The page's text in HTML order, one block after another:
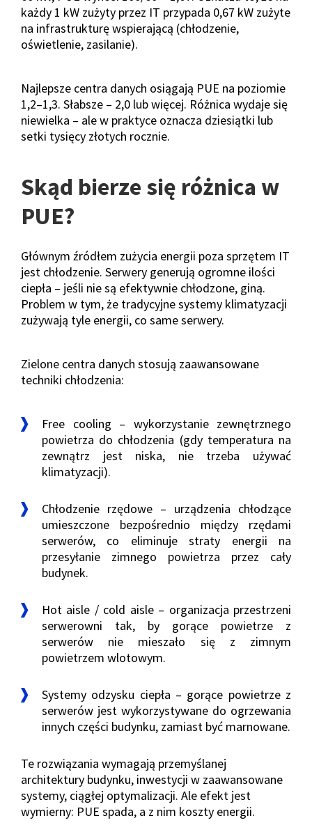
każdy 1 kW zużyty przez IT przypada 0,67 kW zużyte
na infrastrukturę wspierającą (chłodzenie,
oświetlenie, zasilanie).
Najlepsze centra danych osiągają PUE na poziomie
1,2–1,3. Słabsze – 2,0 lub więcej. Różnica wydaje się
niewielka – ale w praktyce oznacza dziesiątki lub
setki tysięcy złotych rocznie.
Skąd bierze się różnica w
PUE?
Głównym źródłem zużycia energii poza sprzętem IT
jest chłodzenie. Serwery generują ogromne ilości
ciepła – jeśli nie są efektywnie chłodzone, giną.
Problem w tym, że tradycyjne systemy klimatyzacji
zużywają tyle energii, co same serwery.
Zielone centra danych stosują zaawansowane
techniki chłodzenia:
Free cooling – wykorzystanie zewnętrznego
powietrza do chłodzenia (gdy temperatura na
zewnątrz jest niska, nie trzeba używać
klimatyzacji).
Chłodzenie rzędowe – urządzenia chłodzące
umieszczone bezpośrednio między rzędami
serwerów, co eliminuje straty energii na
przesyłanie zimnego powietrza przez cały
budynek.
Hot aisle / cold aisle – organizacja przestrzeni
serwerowni tak, by gorące powietrze z
serwerów nie mieszało się z zimnym
powietrzem wlotowym.
Systemy odzysku ciepła – gorące powietrze z
serwerów jest wykorzystywane do ogrzewania
innych części budynku, zamiast być marnowane.
Te rozwiązania wymagają przemyślanej
architektury budynku, inwestycji w zaawansowane
systemy, ciągłej optymalizacji. Ale efekt jest
wymierny: PUE spada, a z nim koszty energii.